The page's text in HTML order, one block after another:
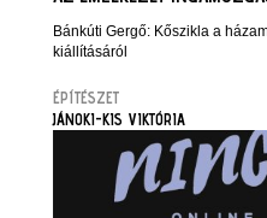
Bánkúti Gergő: Kőszikla a
kiállításáról
ÉPÍTÉSZET
JÁNOKI-KIS VIKTÓRIA